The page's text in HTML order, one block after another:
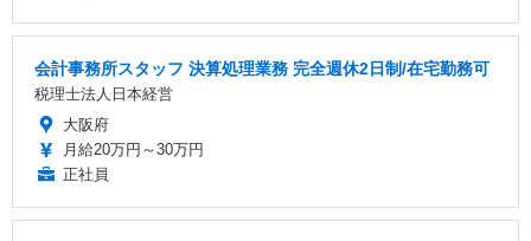
会計事務所スタッフ 決算処理業務 完全週休2日制/在宅勤務可
税理士法人日本経営
大阪府
月給20万円～30万円
正社員